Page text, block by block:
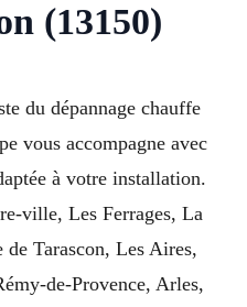
(13150)
du dépannage chauffe
vous accompagne avec
à votre installation.
ville, Les Ferrages, La
Tarascon, Les Aires,
de-Provence, Arles,